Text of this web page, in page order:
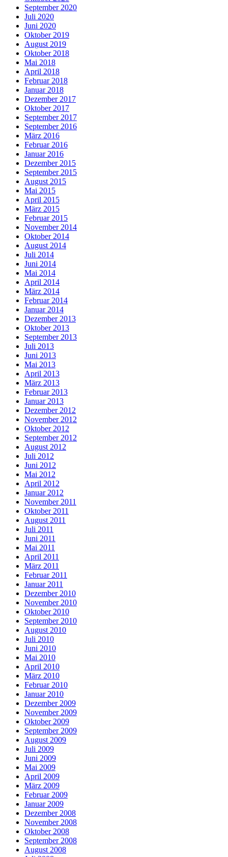
September 2020
Juli 2020
Juni 2020
Oktober 2019
August 2019
Oktober 2018
Mai 2018
April 2018
Februar 2018
Januar 2018
Dezember 2017
Oktober 2017
September 2017
September 2016
März 2016
Februar 2016
Januar 2016
Dezember 2015
September 2015
August 2015
Mai 2015
April 2015
März 2015
Februar 2015
November 2014
Oktober 2014
August 2014
Juli 2014
Juni 2014
Mai 2014
April 2014
März 2014
Februar 2014
Januar 2014
Dezember 2013
Oktober 2013
September 2013
Juli 2013
Juni 2013
Mai 2013
April 2013
März 2013
Februar 2013
Januar 2013
Dezember 2012
November 2012
Oktober 2012
September 2012
August 2012
Juli 2012
Juni 2012
Mai 2012
April 2012
Januar 2012
November 2011
Oktober 2011
August 2011
Juli 2011
Juni 2011
Mai 2011
April 2011
März 2011
Februar 2011
Januar 2011
Dezember 2010
November 2010
Oktober 2010
September 2010
August 2010
Juli 2010
Juni 2010
Mai 2010
April 2010
März 2010
Februar 2010
Januar 2010
Dezember 2009
November 2009
Oktober 2009
September 2009
August 2009
Juli 2009
Juni 2009
Mai 2009
April 2009
März 2009
Februar 2009
Januar 2009
Dezember 2008
November 2008
Oktober 2008
September 2008
August 2008